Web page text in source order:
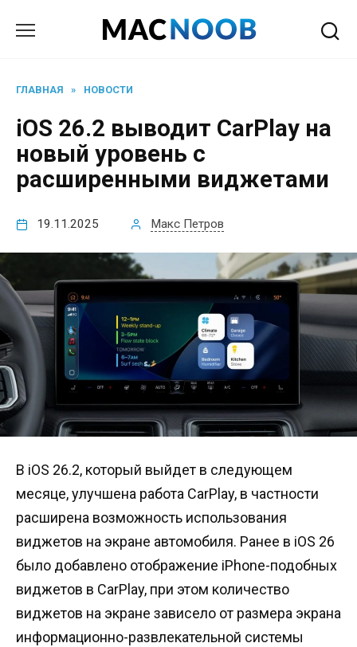
ГЛАВНАЯ » НОВОСТИ
iOS 26.2 выводит CarPlay на
новый уровень с
расширенными виджетами
19.11.2025 Макс Петров
В iOS 26.2, который выйдет в следующем
месяце, улучшена работа CarPlay, в частности
расширена возможность использования
виджетов на экране автомобиля. Ранее в iOS 26
было добавлено отображение iPhone-подобных
виджетов в CarPlay, при этом количество
виджетов на экране зависело от размера экрана
информационно-развлекательной системы